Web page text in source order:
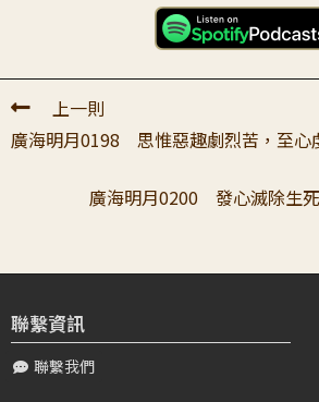
很有意義，希望遵行教誡，把...
上一則
廣海明月0198 思惟惡趣劇烈苦，至心
廣海明月0200 發心滅除生
聯繫資訊
聯繫我們